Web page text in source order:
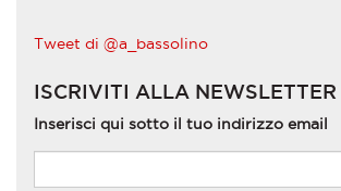
Tweet di @a_bassolino
ISCRIVITI ALLA NEWSLETTER
Inserisci qui sotto il tuo indirizzo email